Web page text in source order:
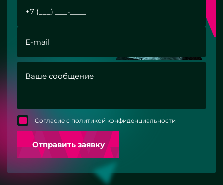
Согласие с политикой конфиденциальности
Отправить заявку